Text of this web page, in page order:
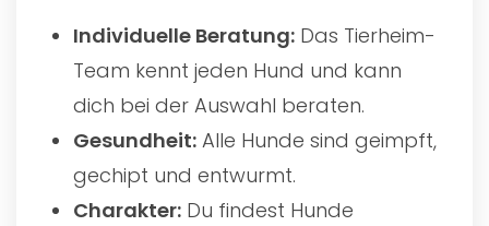
Individuelle Beratung: Das Tierheim-
Team kennt jeden Hund und kann
dich bei der Auswahl beraten.
Gesundheit: Alle Hunde sind geimpft,
gechipt und entwurmt.
Charakter: Du findest Hunde